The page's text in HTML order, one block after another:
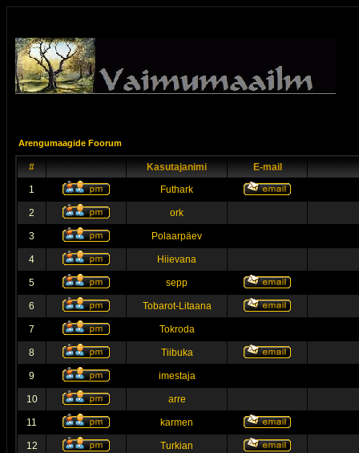
Arengumaagide Foorum
# Kasutajanimi
E-mail
1
Futhark
2 ork
3 Polaarpäev
4 Hiievana
5 sepp
6 Tobarot-Litaana
7 Tokroda
8 Tiibuka
9 imestaja
10 arre
11 karmen
12 Turkian